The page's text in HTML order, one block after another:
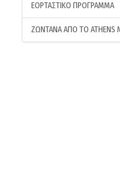
ΕΟΡΤΑΣΤΙΚΟ ΠΡΟΓΡΑΜΜΑ
ΖΩΝΤΑΝΑ ΑΠΟ ΤΟ ATHENS